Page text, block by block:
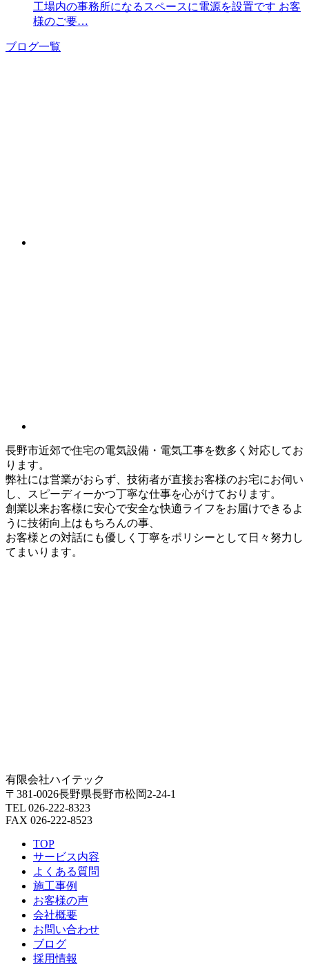
工場内の事務所になるスペースに電源を設置です お客
様のご要…
ブログ一覧
長野市近郊で住宅の電気設備・電気工事を数多く対応してお
ります。
弊社には営業がおらず、技術者が直接お客様のお宅にお伺い
し、スピーディーかつ丁寧な仕事を心がけております。
創業以来お客様に安心で安全な快適ライフをお届けできるよ
うに技術向上はもちろんの事、
お客様との対話にも優しく丁寧をポリシーとして日々努力し
てまいります。
有限会社ハイテック
〒381-0026長野県長野市松岡2-24-1
TEL 026-222-8323
FAX 026-222-8523
TOP
サービス内容
よくある質問
施工事例
お客様の声
会社概要
お問い合わせ
ブログ
採用情報